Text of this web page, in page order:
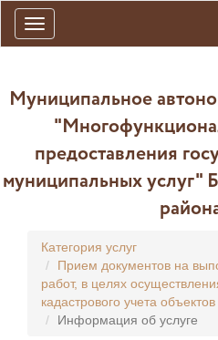
Toggle
navigation
Муниципальное
предоставления
муниципальных услуг"
Категория услуг
Прием документов на
работ, в целях
кадастрового учета
Информация об услуге